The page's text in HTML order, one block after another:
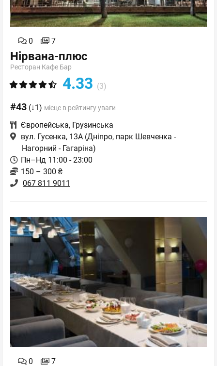
0 7
Нірвана-плюс
Ресторан Кафе Бар
4.33 (3)
#43 (↓1) місце в рейтингу уваги
Європейська, Грузинська
вул. Гусенка, 13А (Дніпро, парк Шевченка -
Нагорний - Гагаріна)
Пн–Нд 11:00 - 23:00
150 – 300 ₴
067 811 9011
0 7